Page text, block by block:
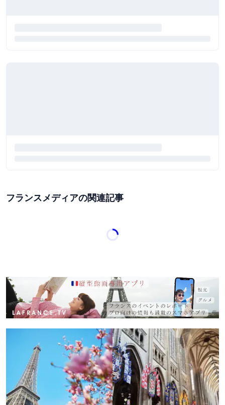
フランスメディアの関連記事